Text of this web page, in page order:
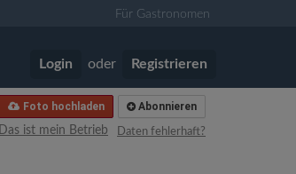
Für Gastronomen
Login oder Registrieren
Abonnieren
Foto hochladen
Daten fehlerhaft?
Das ist mein Betrieb